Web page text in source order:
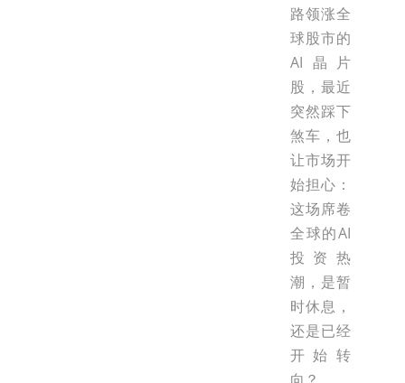
路领涨全
球股市的
AI晶片
股，最近
突然踩下
煞车，也
让市场开
始担心：
这场席卷
全球的AI
投资热
潮，是暂
时休息，
还是已经
开始转